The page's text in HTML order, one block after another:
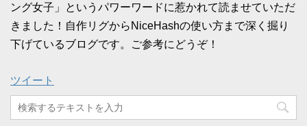
ング女子」というパワーワードに惹かれて読ませていただ
きました！自作リグからNiceHashの使い方まで深く掘り
下げているブログです。ご参考にどうぞ！
ツイート